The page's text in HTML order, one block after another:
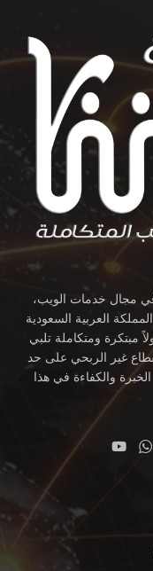
مجال خدمات الويب،
العربية السعودية
مبتكرة ومتكاملة تلبي
غير الربحي على حد
والكفاءة في هذا